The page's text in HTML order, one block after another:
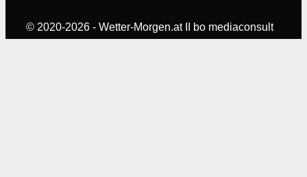
© 2020-2026 - Wetter-Morgen.at II bo mediaconsult